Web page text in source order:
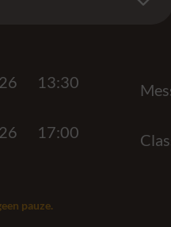
13:30
17:00
pauze.